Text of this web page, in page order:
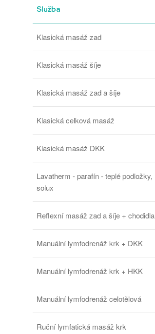
Služba
Klasická masáž zad
Klasická masáž šíje
Klasická masáž zad a šíje
Klasická celková masáž
Klasická masáž DKK
Lavatherm - parafín - teplé podložky,
solux
Reflexní masáž zad a šíje + chodidla
Manuální lymfodrenáž krk + DKK
Manuální lymfodrenáž krk + HKK
Manuální lymfodrenáž celotělová
Ruční lymfatická masáž krk